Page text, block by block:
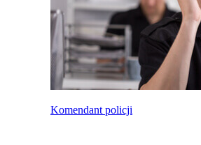
Komendant policji